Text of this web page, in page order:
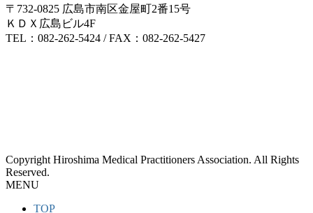
〒732-0825 広島市南区金屋町2番15号
ＫＤＸ広島ビル4F
TEL：082-262-5424 / FAX：082-262-5427
Copyright Hiroshima Medical Practitioners Association. All Rights
Reserved.
MENU
TOP